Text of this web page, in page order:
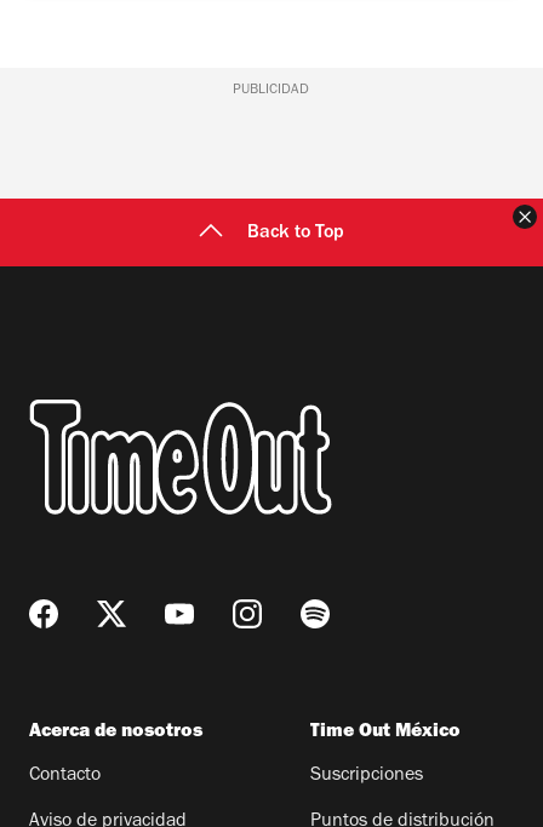
PUBLICIDAD
Back to Top
Acerca de nosotros
Contacto
Aviso de privacidad
Time Out México
Suscripciones
Puntos de distribución